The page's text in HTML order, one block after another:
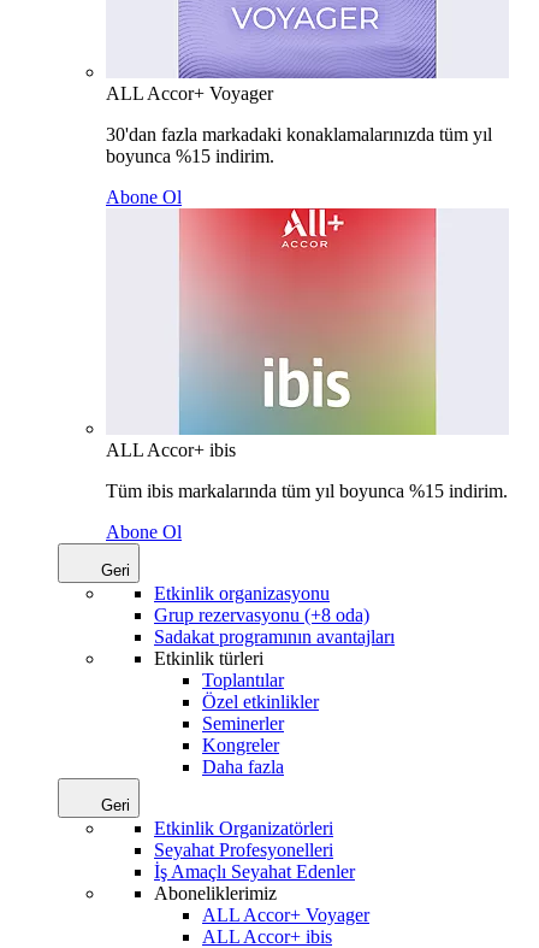
ALL Accor+ Voyager
30'dan fazla markadaki konaklamalarınızda tüm yıl
boyunca %15 indirim.
Abone Ol
ALL Accor+ ibis
Tüm ibis markalarında tüm yıl boyunca %15 indirim.
Abone Ol
Geri
Etkinlik organizasyonu
Grup rezervasyonu (+8 oda)
Sadakat programının avantajları
Etkinlik türleri
Toplantılar
Özel etkinlikler
Seminerler
Kongreler
Daha fazla
Geri
Etkinlik Organizatörleri
Seyahat Profesyonelleri
İş Amaçlı Seyahat Edenler
Aboneliklerimiz
ALL Accor+ Voyager
ALL Accor+ ibis